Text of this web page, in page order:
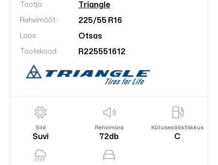
Tootja: Triangle
Rehvimõõt: 225/55 R16
Laos: Otsas
Tootekood: R225551612
Sild
Suvi
Rehvimüra
72db
Kütusesäästlikkus
C